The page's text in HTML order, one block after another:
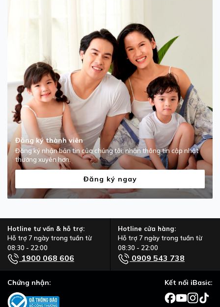
Đăng ký thành viên
Đăng ký nhận bản tin của chúng tôi, nhận thông tin cập nhật
thường xuyên hơn.
Đăng ký ngay
Hotline tư vấn & hỗ trợ:
Hỗ trợ 7 ngày trong tuần từ
08:30 - 22:00
1900 068 606
Hotline cửa hàng:
Hỗ trợ 7 ngày trong tuần từ
08:30 - 22:00
0909 543 738
Chứng nhận: Kết nối iBasic: